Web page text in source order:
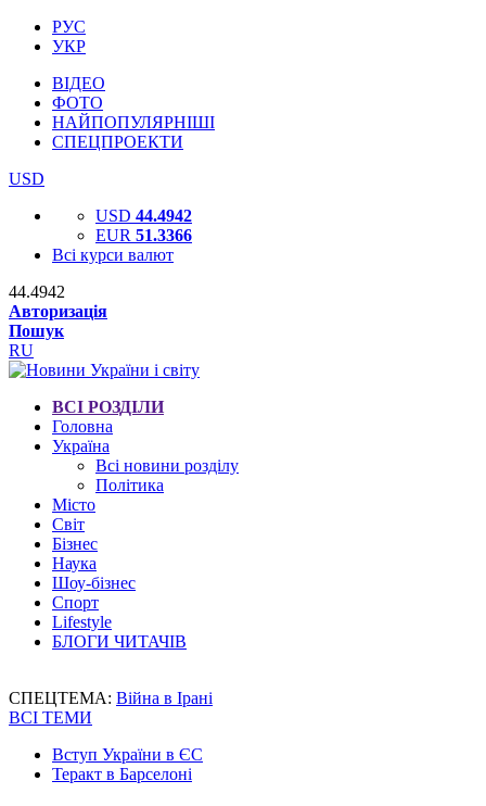
РУС
УКР
ВІДЕО
ФОТО
НАЙПОПУЛЯРНІШІ
СПЕЦПРОЕКТИ
USD
USD 44.4942
EUR 51.3366
Всі курси валют
44.4942
Авторизація
Пошук
RU
ВСІ РОЗДІЛИ
Головна
Україна
Всі новини розділу
Політика
Місто
Світ
Бізнес
Наука
Шоу-бізнес
Спорт
Lifestyle
БЛОГИ ЧИТАЧІВ
СПЕЦТЕМА: Війна в Ірані
ВСІ ТЕМИ
Вступ України в ЄС
Теракт в Барселоні